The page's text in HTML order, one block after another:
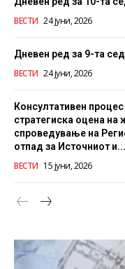
ВЕСТИ 24 јуни, 2026
Дневен ред за 9-та
ВЕСТИ 24 јуни, 2026
Консултативен
стратегиска оцена на
спроведување на
отпад за Источниот и...
ВЕСТИ 15 јуни, 2026